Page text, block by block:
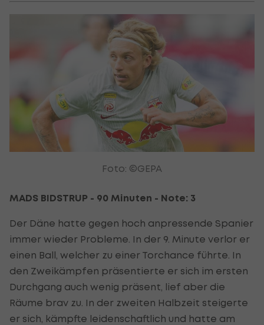
Foto: ©GEPA
MADS BIDSTRUP - 90 Minuten - Note: 3
Der Däne hatte gegen hoch anpressende Spanier
immer wieder Probleme. In der 9. Minute verlor er
einen Ball, welcher zu einer Torchance führte. In
den Zweikämpfen präsentierte er sich im ersten
Durchgang auch wenig präsent, lief aber die
Räume brav zu. In der zweiten Halbzeit steigerte
er sich, kämpfte leidenschaftlich und hatte am